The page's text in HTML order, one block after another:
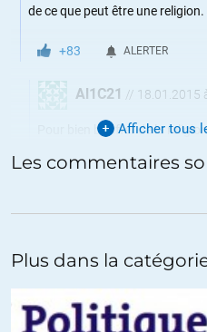
de ce que peut être une religion.
+83 ALERTER
Al1C21 // 18.01.2015
Pour bien bouffer de la
Et pourquoi faudrait-il
qu’elle est bénéfique?
raisonnement. C’est à dire
pourquoi il faut bouffer du
Afficher tous
Les commentaires
Plus dans la